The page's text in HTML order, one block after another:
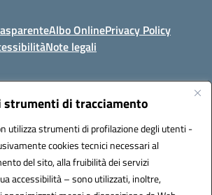
strumenti di tracciamento
utilizza strumenti di profilazione degli utenti -
cookies tecnici necessari al
del sito, alla fruibilità dei servizi
accessibilità – sono utilizzati, inoltre,
Albo OnlinePrivacy Policy
Note legali
Ancona
(PEC):anic81100g@pec.istruzione.it
anic81100g